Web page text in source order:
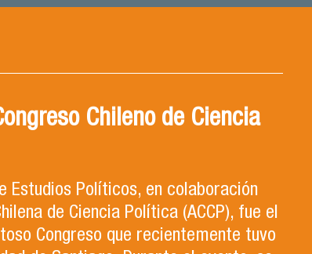
Chileno de Ciencia
Estudios Políticos, en colaboración
de Ciencia Política (ACCP), fue el
Congreso que recientemente tuvo